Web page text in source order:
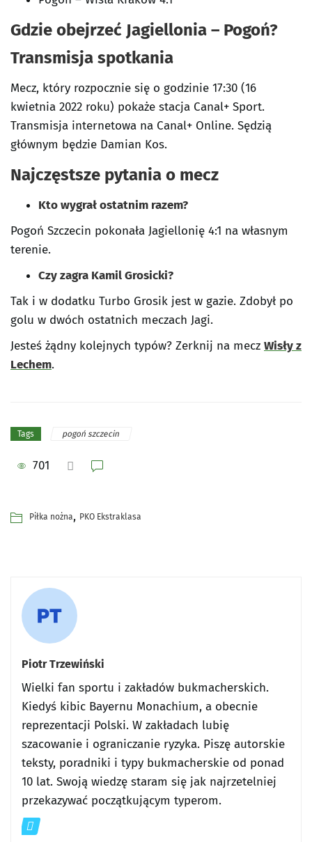
Gdzie obejrzeć Jagiellonia – Pogoń?
Transmisja spotkania
Mecz, który rozpocznie się o godzinie 17:30 (16
kwietnia 2022 roku) pokaże stacja Canal+ Sport.
Transmisja internetowa na Canal+ Online. Sędzią
głównym będzie Damian Kos.
Najczęstsze pytania o mecz
Kto wygrał ostatnim razem?
Pogoń Szczecin pokonała Jagiellonię 4:1 na własnym
terenie.
Czy zagra Kamil Grosicki?
Tak i w dodatku Turbo Grosik jest w gazie. Zdobył po
golu w dwóch ostatnich meczach Jagi.
Jesteś żądny kolejnych typów? Zerknij na mecz Wisły z
Lechem.
Tags pogoń szczecin
701
Piłka nożna, PKO Ekstraklasa
Piotr Trzewiński
Wielki fan sportu i zakładów bukmacherskich.
Kiedyś kibic Bayernu Monachium, a obecnie
reprezentacji Polski. W zakładach lubię
szacowanie i ograniczanie ryzyka. Piszę autorskie
teksty, poradniki i typy bukmacherskie od ponad
10 lat. Swoją wiedzę staram się jak najrzetelniej
przekazywać początkującym typerom.